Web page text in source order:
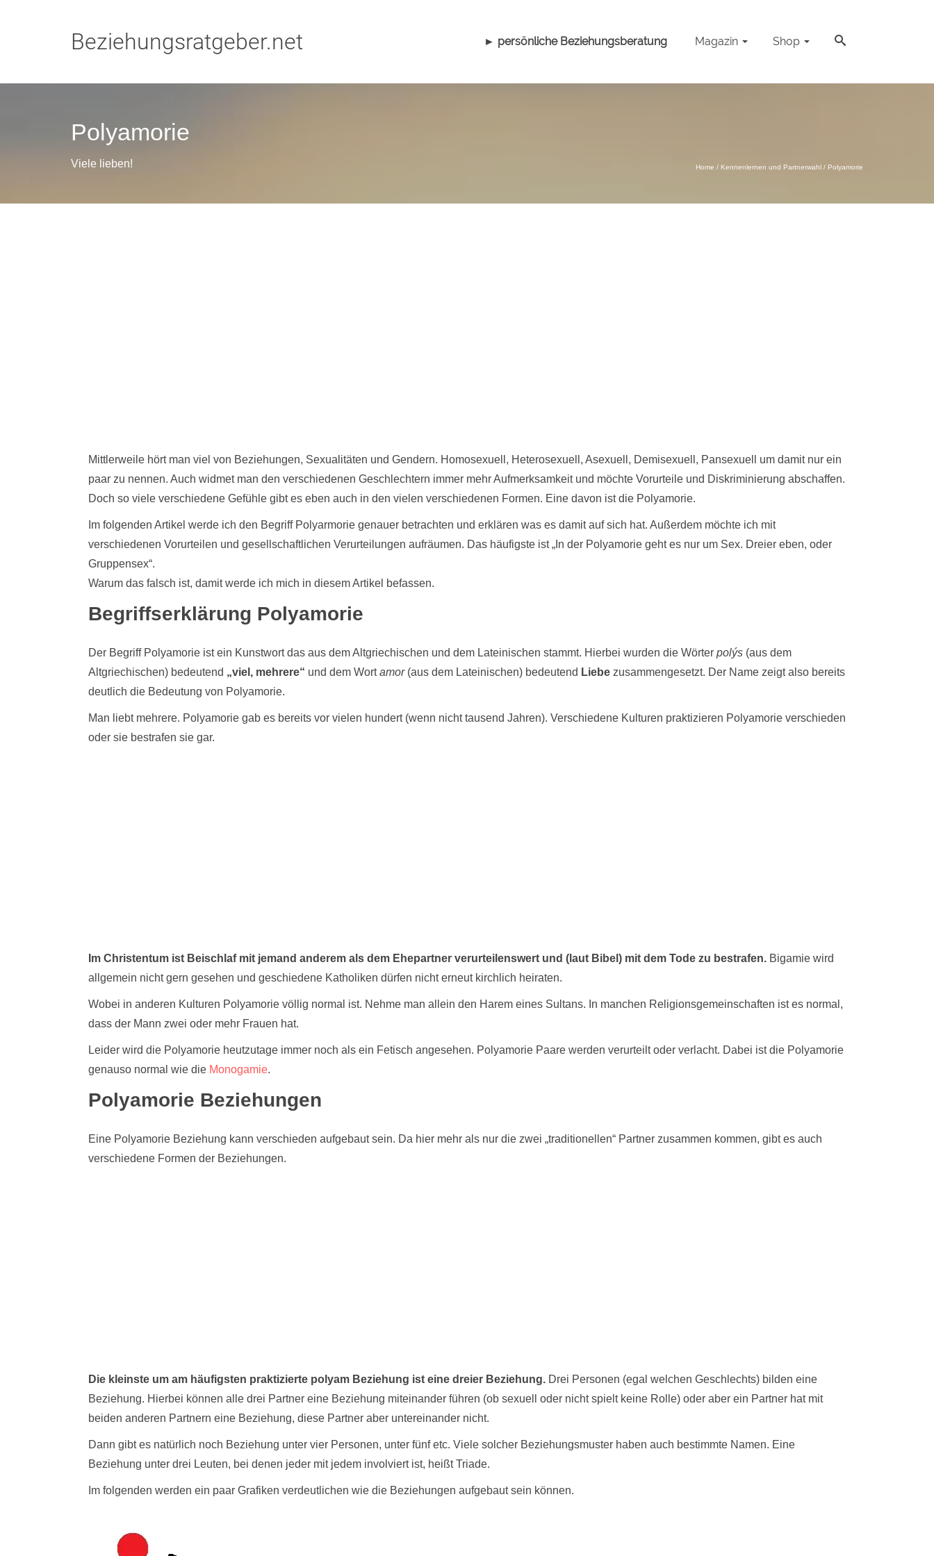
Beziehungsratgeber.net ► persönliche Beziehungsberatung Magazin Shop
Polyamorie
Viele lieben! Home / Kennenlernen und Partnerwahl / Polyamorie
Mittlerweile hört man viel von Beziehungen, Sexualitäten und Gendern. Homosexuell, Heterosexuell, Asexuell, Demisexuell, Pansexuell um damit nur ein
paar zu nennen. Auch widmet man den verschiedenen Geschlechtern immer mehr Aufmerksamkeit und möchte Vorurteile und Diskriminierung abschaffen.
Doch so viele verschiedene Gefühle gibt es eben auch in den vielen verschiedenen Formen. Eine davon ist die Polyamorie.
Im folgenden Artikel werde ich den Begriff Polyarmorie genauer betrachten und erklären was es damit auf sich hat. Außerdem möchte ich mit
verschiedenen Vorurteilen und gesellschaftlichen Verurteilungen aufräumen. Das häufigste ist „In der Polyamorie geht es nur um Sex. Dreier eben, oder
Gruppensex“.
Warum das falsch ist, damit werde ich mich in diesem Artikel befassen.
Begriffserklärung Polyamorie
Der Begriff Polyamorie ist ein Kunstwort das aus dem Altgriechischen und dem Lateinischen stammt. Hierbei wurden die Wörter polýs (aus dem
Altgriechischen) bedeutend „viel, mehrere“ und dem Wortamor (aus dem Lateinischen) bedeutend Liebe zusammengesetzt. Der Name zeigt also bereits
deutlich die Bedeutung von Polyamorie.
Man liebt mehrere. Polyamorie gab es bereits vor vielen hundert (wenn nicht tausend Jahren). Verschiedene Kulturen praktizieren Polyamorie verschieden
oder sie bestrafen sie gar.
Im Christentum ist Beischlaf mit jemand anderem als dem Ehepartner verurteilenswert und (laut Bibel) mit dem Tode zu bestrafen. Bigamie wird
allgemein nicht gern gesehen und geschiedene Katholiken dürfen nicht erneut kirchlich heiraten.
Wobei in anderen Kulturen Polyamorie völlig normal ist. Nehme man allein den Harem eines Sultans. In manchen Religionsgemeinschaften ist es normal,
dass der Mann zwei oder mehr Frauen hat.
Leider wird die Polyamorie heutzutage immer noch als ein Fetisch angesehen. Polyamorie Paare werden verurteilt oder verlacht. Dabei ist die Polyamorie
genauso normal wie die Monogamie.
Polyamorie Beziehungen
Eine Polyamorie Beziehung kann verschieden aufgebaut sein. Da hier mehr als nur die zwei „traditionellen“ Partner zusammen kommen, gibt es auch
verschiedene Formen der Beziehungen.
Die kleinste um am häufigsten praktizierte polyam Beziehung ist eine dreier Beziehung. Drei Personen (egal welchen Geschlechts) bilden eine
Beziehung. Hierbei können alle drei Partner eine Beziehung miteinander führen (ob sexuell oder nicht spielt keine Rolle) oder aber ein Partner hat mit
beiden anderen Partnern eine Beziehung, diese Partner aber untereinander nicht.
Dann gibt es natürlich noch Beziehung unter vier Personen, unter fünf etc. Viele solcher Beziehungsmuster haben auch bestimmte Namen. Eine
Beziehung unter drei Leuten, bei denen jeder mit jedem involviert ist, heißt Triade.
Im folgenden werden ein paar Grafiken verdeutlichen wie die Beziehungen aufgebaut sein können.